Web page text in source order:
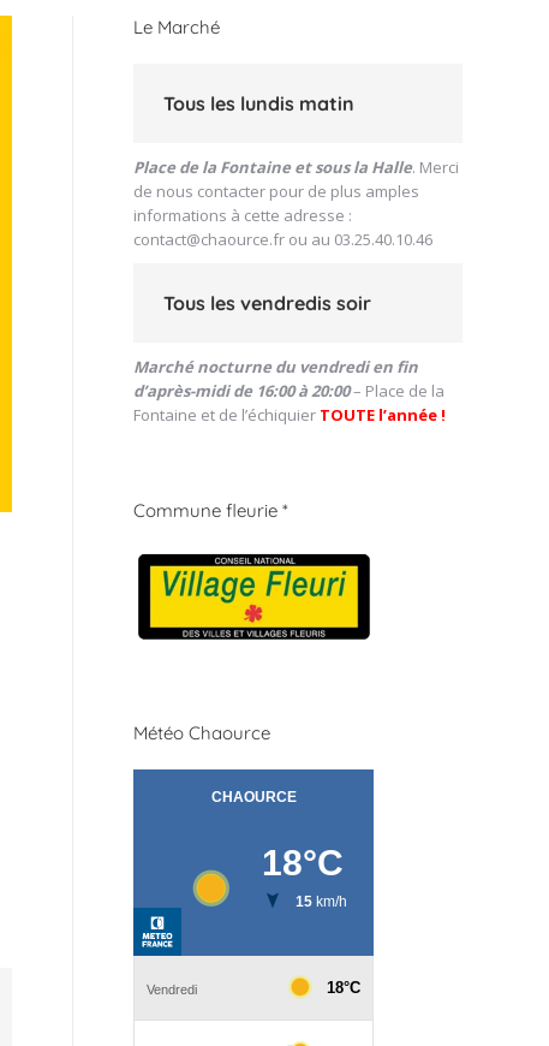
Le Marché
Tous les lundis matin
Place de la Fontaine et sous la Halle. Merci
de nous contacter pour de plus amples
informations à cette adresse :
contact@chaource.fr ou au 03.25.40.10.46
Tous les vendredis soir
Marché nocturne du vendredi en fin
d’après-midi de 16:00 à 20:00– Place de la
Fontaine et de l’échiquier TOUTE l’année !
Commune fleurie *
Météo Chaource